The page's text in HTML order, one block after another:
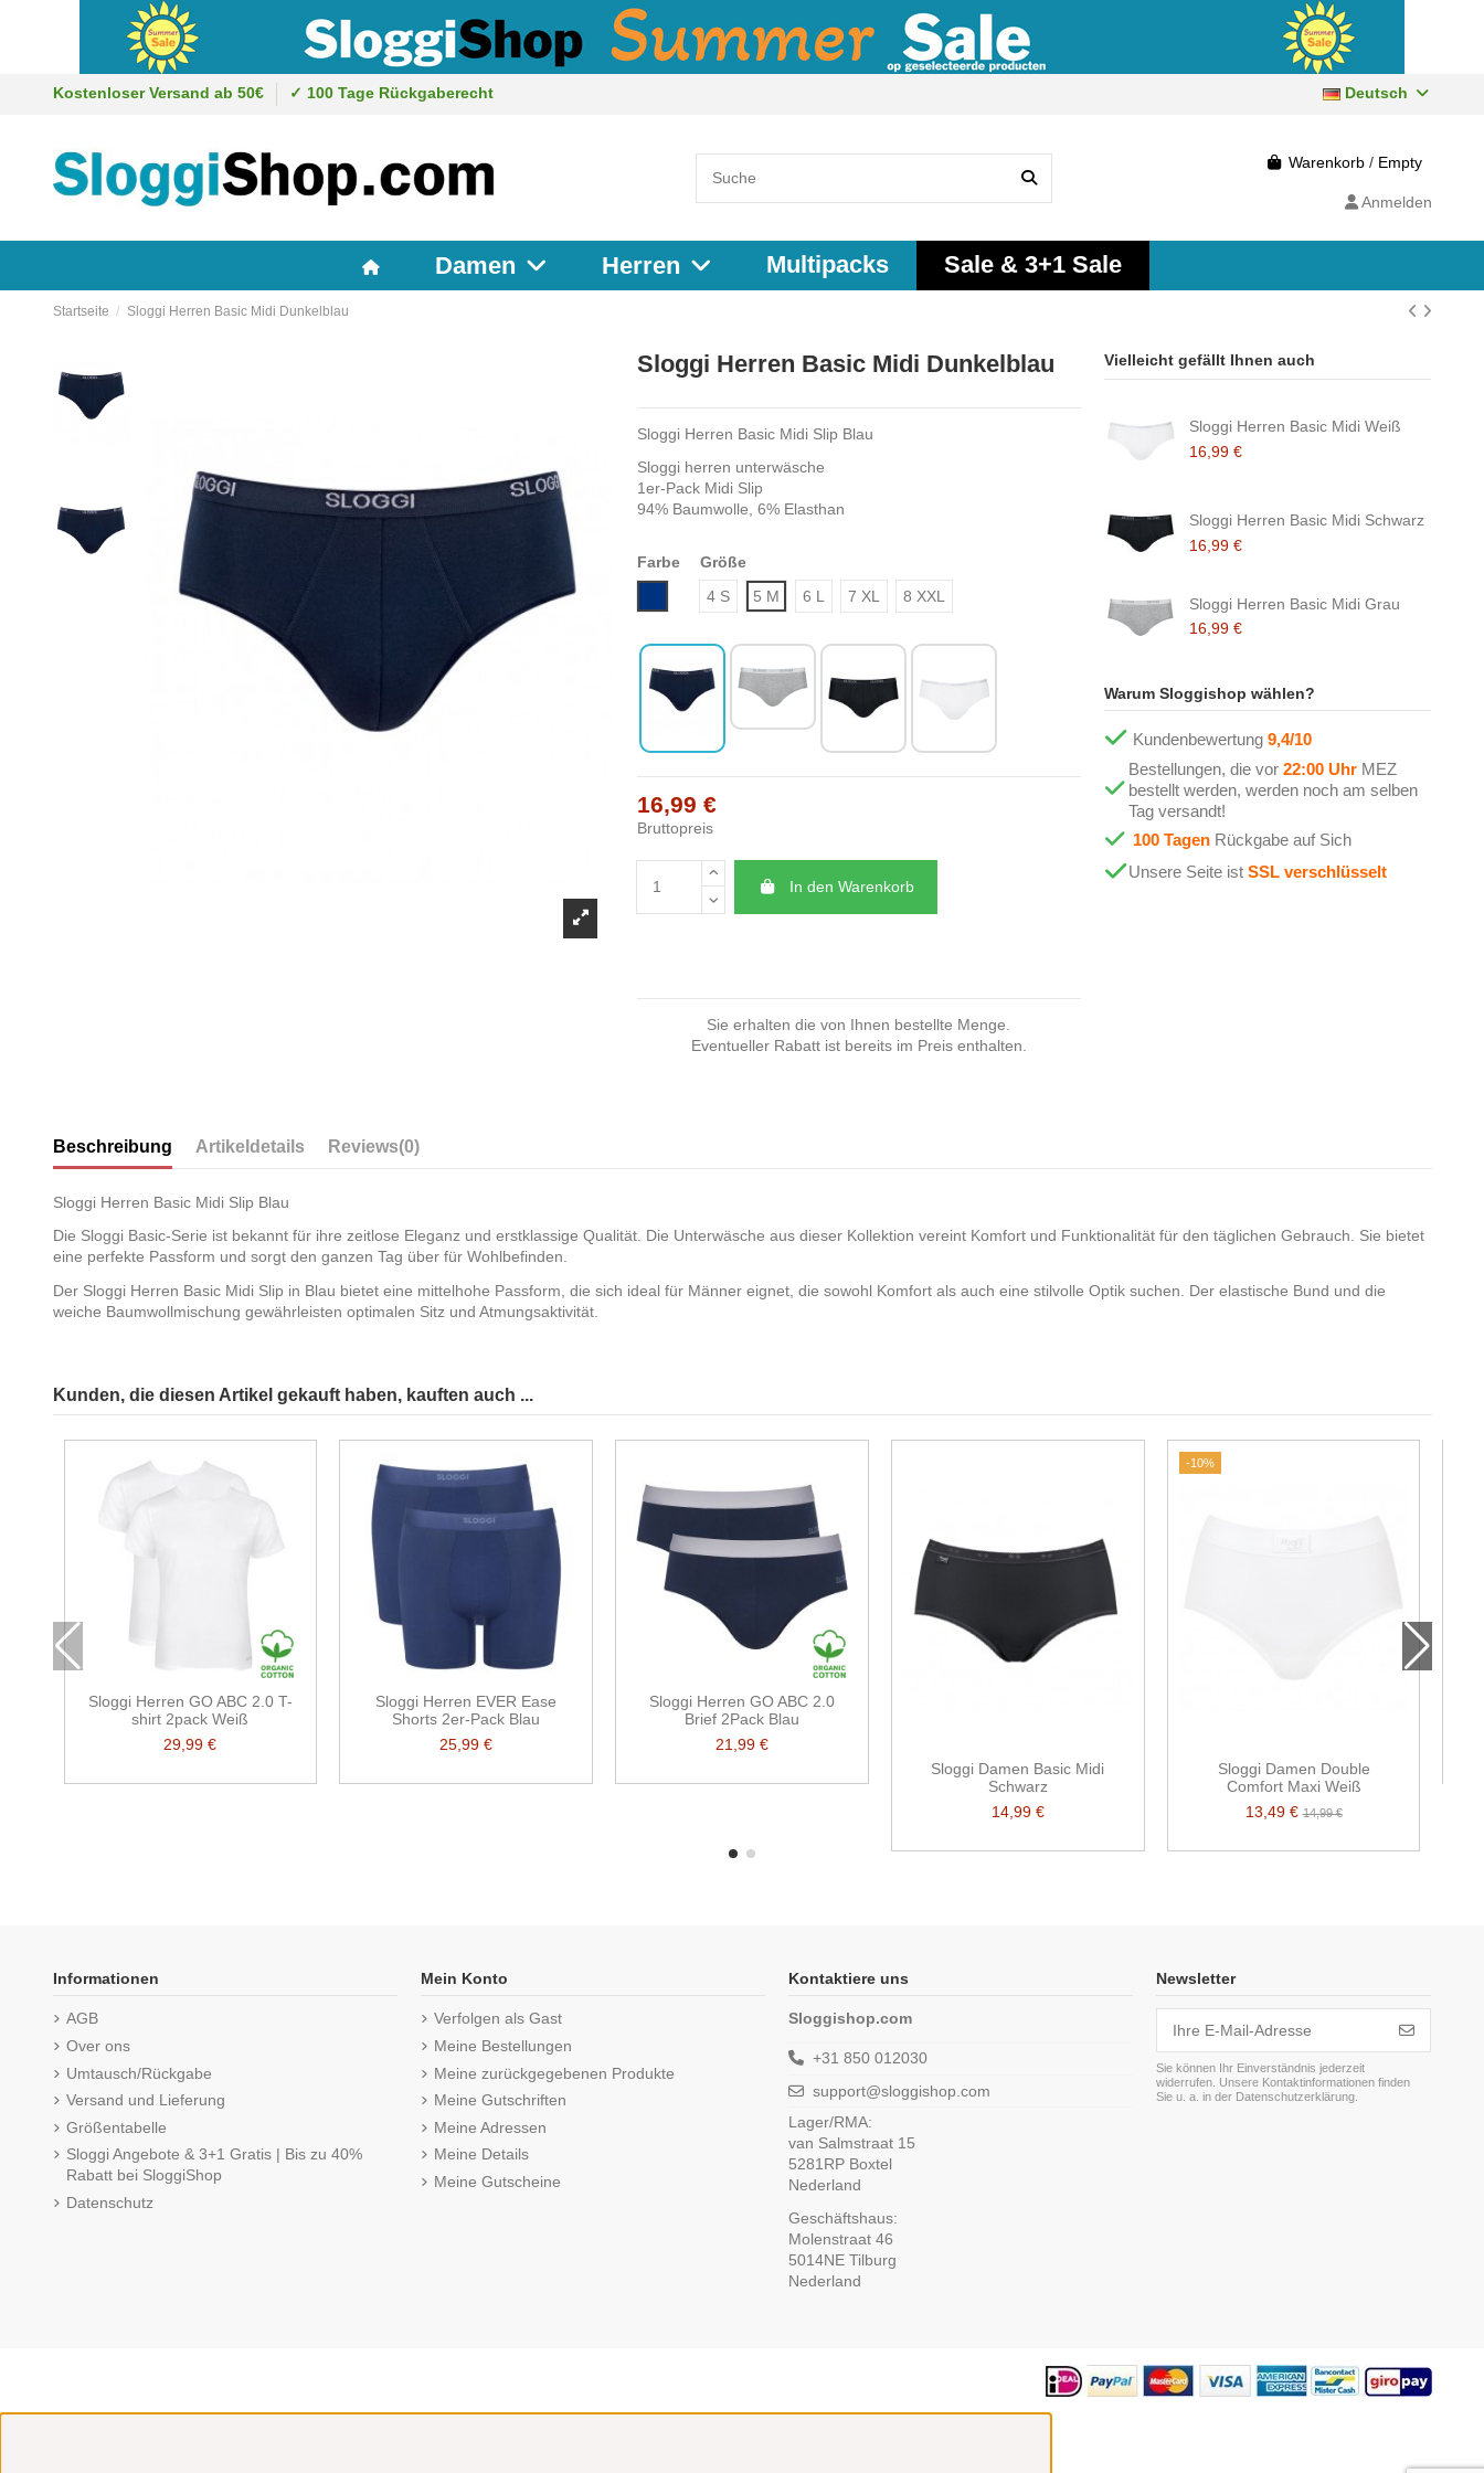
Kostenloser Versand ab 50€ ✓ 100 Tage Rückgaberecht Deutsch
Warenkorb / Empty
Anmelden
Damen Herren Multipacks Sale & 3+1 Sale
Startseite Sloggi Herren Basic Midi Dunkelblau
Sloggi Herren Basic Midi Dunkelblau
Sloggi Herren Basic Midi Slip Blau
Sloggi herren unterwäsche
1er-Pack Midi Slip
94% Baumwolle, 6% Elasthan
Farbe
Größe
4 S
5 M 6 L 7 XL 8 XXL
16,99 €
Bruttopreis
In den Warenkorb
Sie erhalten die von Ihnen bestellte Menge.
Eventueller Rabatt ist bereits im Preis enthalten.
Vielleicht gefällt Ihnen auch
Sloggi Herren Basic Midi Weiß
16,99 €
Sloggi Herren Basic Midi Schwarz
16,99 €
Sloggi Herren Basic Midi Grau
16,99 €
Warum Sloggishop wählen?
Kundenbewertung 9,4/10
Bestellungen, die vor 22:00 UhrMEZ
bestellt werden, werden noch am selben
Tag versandt!
100 TagenRückgabe auf Sich
Unsere Seite ist SSL verschlüsselt
Beschreibung Artikeldetails Reviews(0)
Sloggi Herren Basic Midi Slip Blau
Die Sloggi Basic-Serie ist bekannt für ihre zeitlose Eleganz und erstklassige Qualität. Die Unterwäsche aus dieser Kollektion vereint Komfort und Funktionalität für den täglichen Gebrauch. Sie bietet
eine perfekte Passform und sorgt den ganzen Tag über für Wohlbefinden.
Der Sloggi Herren Basic Midi Slip in Blau bietet eine mittelhohe Passform, die sich ideal für Männer eignet, die sowohl Komfort als auch eine stilvolle Optik suchen. Der elastische Bund und die
weiche Baumwollmischung gewährleisten optimalen Sitz und Atmungsaktivität.
Kunden, die diesen Artikel gekauft haben, kauften auch ...
Sloggi Herren GO ABC 2.0 T-
shirt 2pack Weiß
29,99 €
Sloggi Herren EVER Ease
Shorts 2er-Pack Blau
25,99 €
Sloggi Herren GO ABC 2.0
Brief 2Pack Blau
21,99 €
Sloggi Damen Basic Midi
Schwarz
14,99 €
-10%
Sloggi Damen Double
Comfort Maxi Weiß
13,49 €14,99 €
Informationen
AGB
Over ons
Umtausch/Rückgabe
Versand und Lieferung
Größentabelle
Sloggi Angebote & 3+1 Gratis | Bis zu 40%
Rabatt bei SloggiShop
Datenschutz
Mein Konto
Verfolgen als Gast
Meine Bestellungen
Meine zurückgegebenen Produkte
Meine Gutschriften
Meine Adressen
Meine Details
Meine Gutscheine
Kontaktiere uns
Sloggishop.com
+31 850 012030
support@sloggishop.com
Lager/RMA:
van Salmstraat 15
5281RP Boxtel
Nederland
Geschäftshaus:
Molenstraat 46
5014NE Tilburg
Nederland
Newsletter
Sie können Ihr Einverständnis jederzeit
widerrufen. Unsere Kontaktinformationen finden
Sie u. a. in der Datenschutzerklärung.